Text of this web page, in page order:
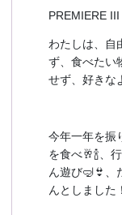
PREMIERE
わたしは、自
ず、食べたい
せず、好き
今年一年を振
を食べ🥂🍾
ん遊び🤿👙
んとしました